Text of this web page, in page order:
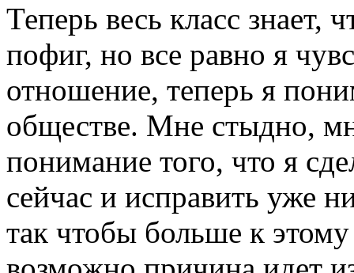
Теперь весь класс знает,
пофиг, но все равно я
отношение, теперь я
обществе. Мне стыдно,
понимание того, что я
сейчас и исправить уже
так чтобы больше к